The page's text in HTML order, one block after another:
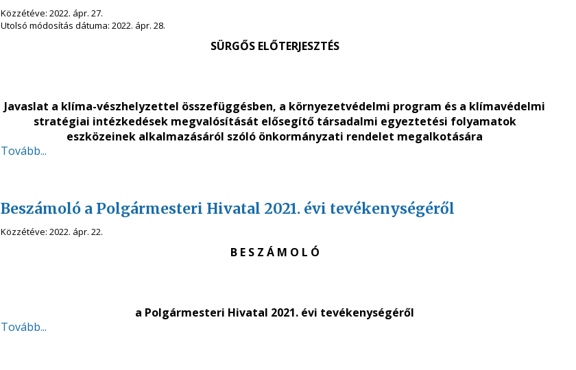
Közzétéve: 2022. ápr. 27.
Utolsó módosítás dátuma: 2022. ápr. 28.
SÜRGŐS ELŐTERJESZTÉS
Javaslat a klíma-vészhelyzettel összefüggésben, a környezetvédelmi program és a klímavédelmi
stratégiai intézkedések megvalósítását elősegítő társadalmi egyeztetési folyamatok
eszközeinek alkalmazásáról szóló önkormányzati rendelet megalkotására
Tovább...
Beszámoló a Polgármesteri Hivatal 2021. évi tevékenységéről
Közzétéve: 2022. ápr. 22.
B E S Z Á M O L Ó
a Polgármesteri Hivatal 2021. évi tevékenységéről
Tovább...